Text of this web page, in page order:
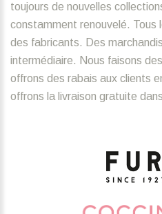
toujours de nouvelles
constamment renouvelé. Tous
des fabricants. Des
intermédiaire. Nous faisons
offrons des rabais aux clients
offrons la livraison gratuite